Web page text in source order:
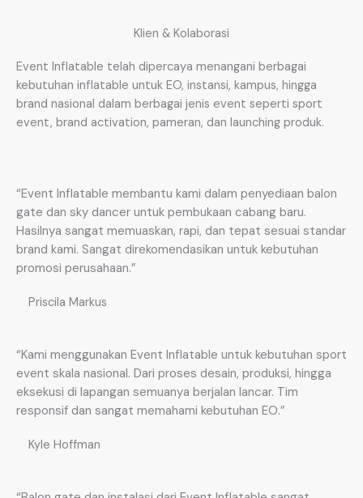
Klien & Kolaborasi
Event Inflatable telah dipercaya menangani berbagai
kebutuhan inflatable untuk EO, instansi, kampus, hingga
brand nasional dalam berbagai jenis event seperti sport
event, brand activation, pameran, dan launching produk.
“Event Inflatable membantu kami dalam penyediaan balon
gate dan sky dancer untuk pembukaan cabang baru.
Hasilnya sangat memuaskan, rapi, dan tepat sesuai standar
brand kami. Sangat direkomendasikan untuk kebutuhan
promosi perusahaan.”
Priscila Markus
“Kami menggunakan Event Inflatable untuk kebutuhan sport
event skala nasional. Dari proses desain, produksi, hingga
eksekusi di lapangan semuanya berjalan lancar. Tim
responsif dan sangat memahami kebutuhan EO.”
Kyle Hoffman